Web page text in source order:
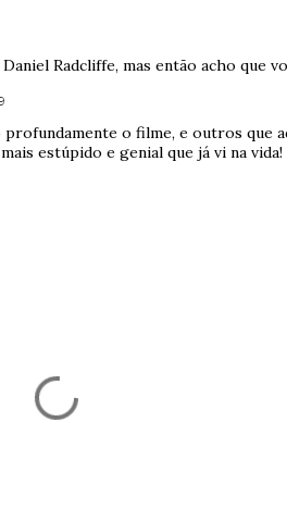
Radcliffe, mas então acho que
profundamente o filme, e outros que
estúpido e genial que já vi na vida!